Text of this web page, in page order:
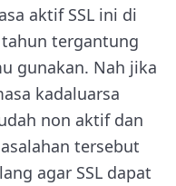
aktif SSL ini di
tergantung
gunakan. Nah jika
kadaluarsa
non aktif dan
tersebut
agar SSL dapat